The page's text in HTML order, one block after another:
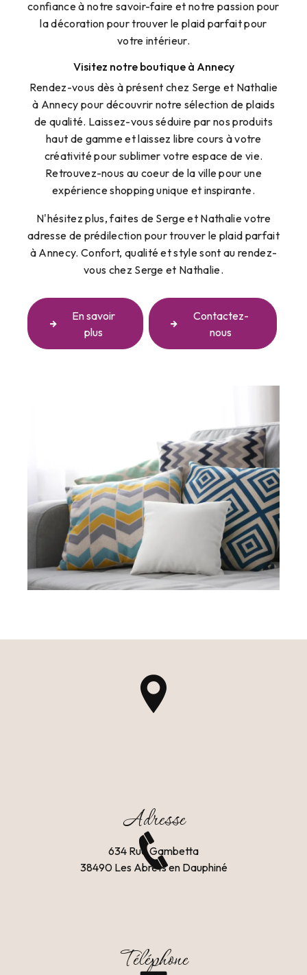
confiance à notre savoir-faire et notre passion pour
la décoration pour trouver le plaid parfait pour
votre intérieur.
Visitez notre boutique à Annecy
Rendez-vous dès à présent chez Serge et Nathalie
à Annecy pour découvrir notre sélection de plaids
de qualité. Laissez-vous séduire par nos produits
haut de gamme et laissez libre cours à votre
créativité pour sublimer votre espace de vie.
Retrouvez-nous au coeur de la ville pour une
expérience shopping unique et inspirante.
N'hésitez plus, faites de Serge et Nathalie votre
adresse de prédilection pour trouver le plaid parfait
à Annecy. Confort, qualité et style sont au rendez-
vous chez Serge et Nathalie.
En savoir
plus
Contactez-
nous
Adresse
634 Rue Gambetta
38490 Les Abrets en Dauphiné
Téléphone